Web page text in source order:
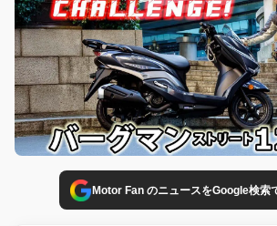
Motor Fan のニュースをGoogle検索